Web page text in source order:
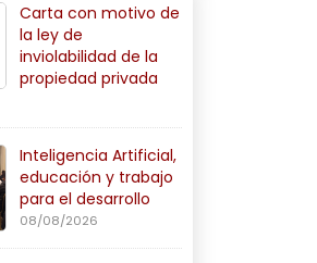
Carta con motivo de
la ley de
inviolabilidad de la
propiedad privada
Inteligencia Artificial,
educación y trabajo
para el desarrollo
08/08/2026